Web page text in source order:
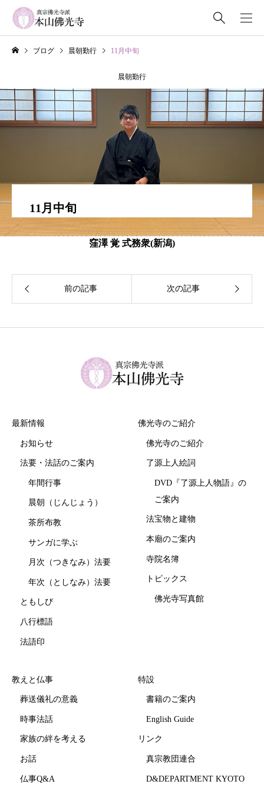
ブログ 晨朝勤行 11月中旬
晨朝勤行
11月中旬
窪澤 覚 式務衆(新潟)
最新情報
お知らせ
法要・法話のご案内
年間行事
晨朝（じんじょう）
茶所布教
サンガに学ぶ
月次（つきなみ）法要
年次（としなみ）法要
ともしび
八行標語
法語印
佛光寺のご紹介
佛光寺のご紹介
了源上人絵詞
DVD『了源上人物語』の
ご案内
法宝物と建物
本廟のご案内
寺院名簿
トピックス
佛光寺写真館
教えと仏事
葬送儀礼の意義
時事法話
家族の絆を考える
お話
仏事Q&A
特設
書籍のご案内
English Guide
リンク
真宗教団連合
D&DEPARTMENT KYOTO